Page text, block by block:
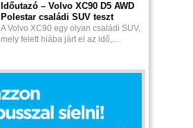
Időutazó – Volvo XC90 D5 AWD
Polestar családi SUV teszt
A Volvo XC90 egy olyan családi SUV,
mely felett hiába járt el az idő,...